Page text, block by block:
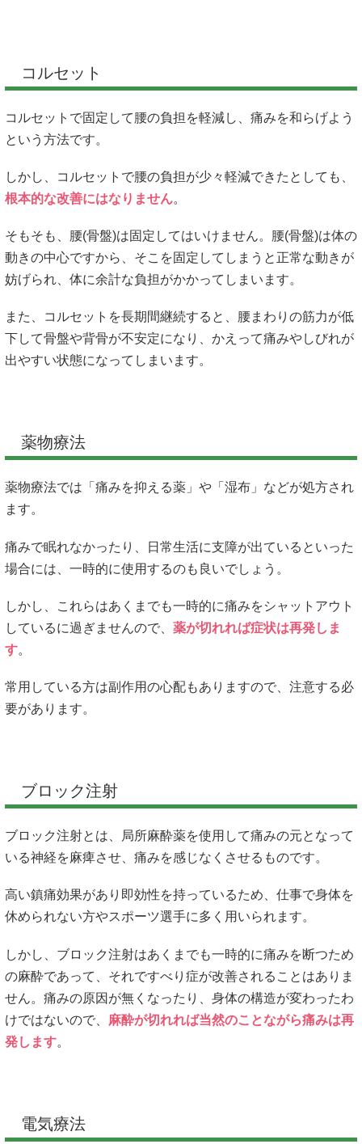
コルセット
コルセットで固定して腰の負担を軽減し、痛みを和らげよう
という方法です。
しかし、コルセットで腰の負担が少々軽減できたとしても、
根本的な改善にはなりません。
そもそも、腰(骨盤)は固定してはいけません。腰(骨盤)は体の
動きの中心ですから、そこを固定してしまうと正常な動きが
妨げられ、体に余計な負担がかかってしまいます。
また、コルセットを長期間継続すると、腰まわりの筋力が低
下して骨盤や背骨が不安定になり、かえって痛みやしびれが
出やすい状態になってしまいます。
薬物療法
薬物療法では「痛みを抑える薬」や「湿布」などが処方され
ます。
痛みで眠れなかったり、日常生活に支障が出ているといった
場合には、一時的に使用するのも良いでしょう。
しかし、これらはあくまでも一時的に痛みをシャットアウト
しているに過ぎませんので、 薬が切れれば症状は再発しま
す。
常用している方は副作用の心配もありますので、注意する必
要があります。
ブロック注射
ブロック注射とは、局所麻酔薬を使用して痛みの元となって
いる神経を麻痺させ、痛みを感じなくさせるものです。
高い鎮痛効果があり即効性を持っているため、仕事で身体を
休められない方やスポーツ選手に多く用いられます。
しかし、ブロック注射はあくまでも一時的に痛みを断つため
の麻酔であって、それですべり症が改善されることはありま
せん。痛みの原因が無くなったり、身体の構造が変わったわ
けではないので、 麻酔が切れれば当然のことながら痛みは再
発します。
電気療法